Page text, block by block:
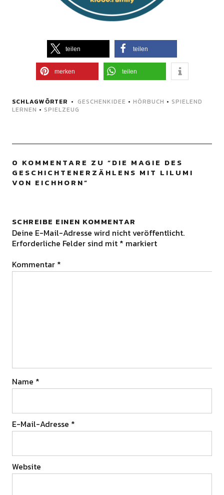
teilen teilen
merken teilen
SCHLAGWÖRTER GESCHENKIDEE • HÖRBUCH • SPIELEND
LERNEN • SPIELZEUG
0 KOMMENTARE ZU “DIE MAGIE DES
GESCHICHTENERZÄHLENS MIT LILUMI
VON EICHHORN”
SCHREIBE EINEN KOMMENTAR
Deine E-Mail-Adresse wird nicht veröffentlicht.
Erforderliche Felder sind mit * markiert
Kommentar *
Name *
E-Mail-Adresse *
Website